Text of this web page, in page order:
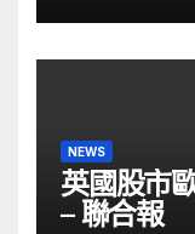
NEWS
英國股市
– 聯合報